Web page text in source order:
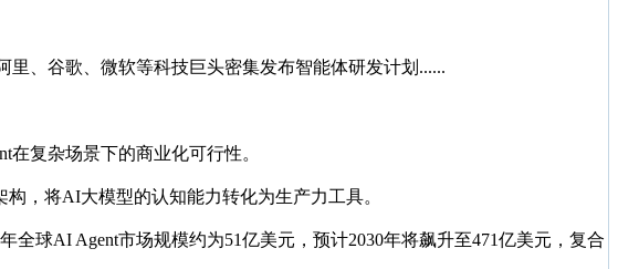
、谷歌、微软等科技巨头密集发布智能体研发计划......
复杂场景下的商业化可行性。
，将AI大模型的认知能力转化为生产力工具。
球AI Agent市场规模约为51亿美元，预计2030年将飙升至471亿美元，复合